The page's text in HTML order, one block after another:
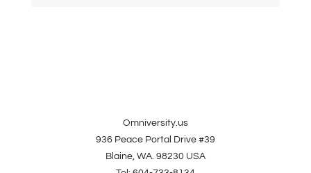
Omniversity.us
936 Peace Portal Drive #39
Blaine, WA. 98230 USA